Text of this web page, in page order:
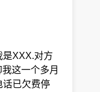
是XXX.对方
这一个多月
话已欠费停